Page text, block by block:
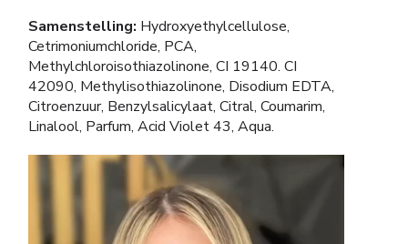
Samenstelling: Hydroxyethylcellulose,
Cetrimoniumchloride, PCA,
Methylchloroisothiazolinone, CI 19140. CI
42090, Methylisothiazolinone, Disodium EDTA,
Citroenzuur, Benzylsalicylaat, Citral, Coumarim,
Linalool, Parfum, Acid Violet 43, Aqua.
Videospeler